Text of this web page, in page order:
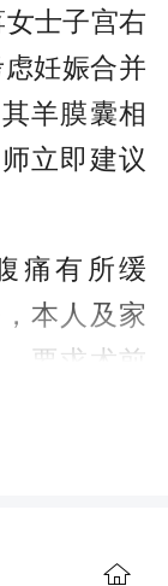
士子宫右
妊娠合并
羊膜囊相
立即建议
痛有所缓
本人及家
要求术前
院立即安